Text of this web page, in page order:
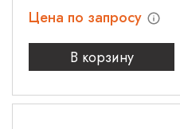
Цена по запросу
В корзину